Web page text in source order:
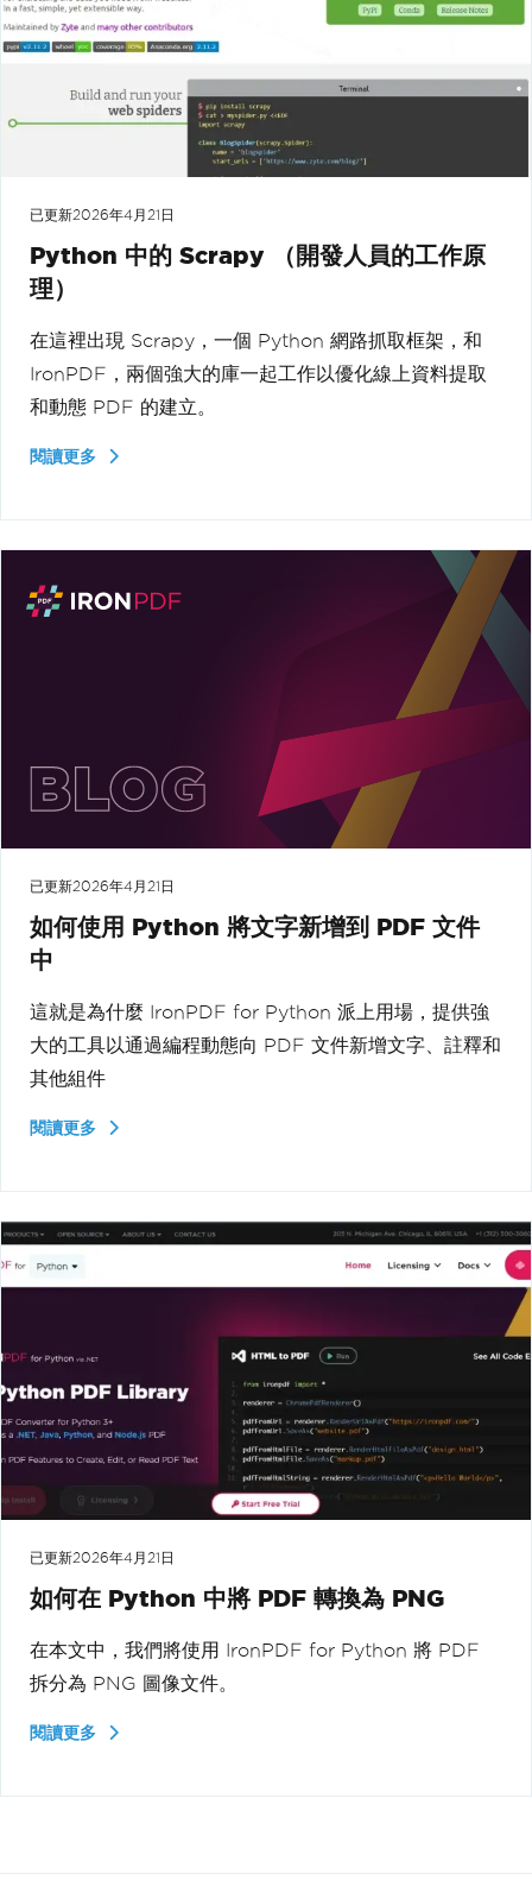
已更新2026年4月21日
Python 中的 Scrapy （開發人員的工作原
理）
在這裡出現 Scrapy，一個 Python 網路抓取框架，和
IronPDF，兩個強大的庫一起工作以優化線上資料提取
和動態 PDF 的建立。
閱讀更多
已更新2026年4月21日
如何使用 Python 將文字新增到 PDF 文件
中
這就是為什麼 IronPDF for Python 派上用場，提供強
大的工具以通過編程動態向 PDF 文件新增文字、註釋和
其他組件
閱讀更多
已更新2026年4月21日
如何在 Python 中將 PDF 轉換為 PNG
在本文中，我們將使用 IronPDF for Python 將 PDF
拆分為 PNG 圖像文件。
閱讀更多